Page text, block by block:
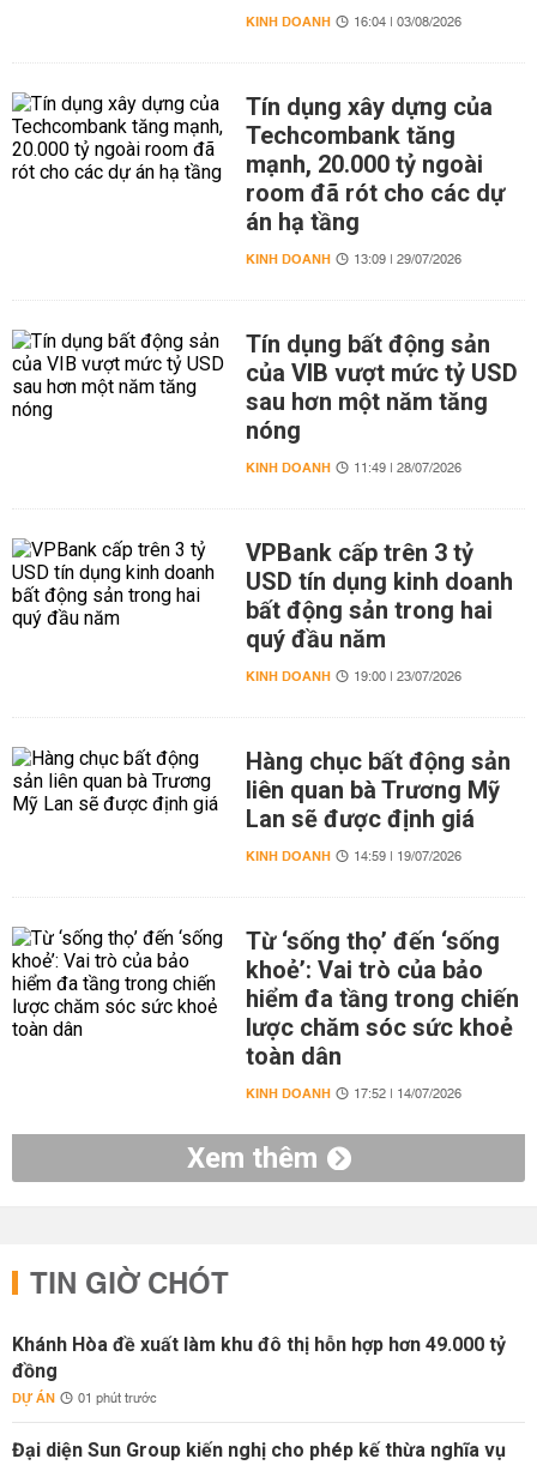
KINH DOANH 16:04 | 03/08/2026
Tín dụng xây dựng của
Techcombank tăng
mạnh, 20.000 tỷ ngoài
room đã rót cho các dự
án hạ tầng
KINH DOANH 13:09 | 29/07/2026
Tín dụng bất động sản
của VIB vượt mức tỷ USD
sau hơn một năm tăng
nóng
KINH DOANH 11:49 | 28/07/2026
VPBank cấp trên 3 tỷ
USD tín dụng kinh doanh
bất động sản trong hai
quý đầu năm
KINH DOANH 19:00 | 23/07/2026
Hàng chục bất động sản
liên quan bà Trương Mỹ
Lan sẽ được định giá
KINH DOANH 14:59 | 19/07/2026
Từ ‘sống thọ’ đến ‘sống
khoẻ’: Vai trò của bảo
hiểm đa tầng trong chiến
lược chăm sóc sức khoẻ
toàn dân
KINH DOANH 17:52 | 14/07/2026
Xem thêm
TIN GIỜ CHÓT
Khánh Hòa đề xuất làm khu đô thị hỗn hợp hơn 49.000 tỷ
đồng
DỰ ÁN 01 phút trước
Đại diện Sun Group kiến nghị cho phép kế thừa nghĩa vụ